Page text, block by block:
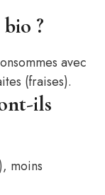
?
avec
(fraises).
ils
moins